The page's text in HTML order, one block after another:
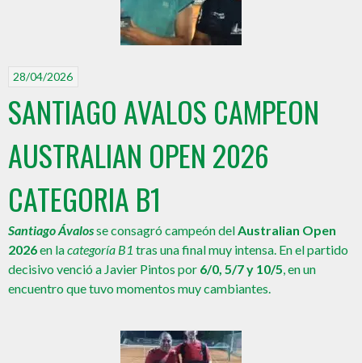
28/04/2026
SANTIAGO AVALOS CAMPEON
AUSTRALIAN OPEN 2026
CATEGORIA B1
Santiago Ávalosse consagró campeón delAustralian Open
2026en lacategoría B1 tras una final muy intensa. En el partido
decisivo venció a Javier Pintos por 6/0, 5/7 y 10/5, en un
encuentro que tuvo momentos muy cambiantes.